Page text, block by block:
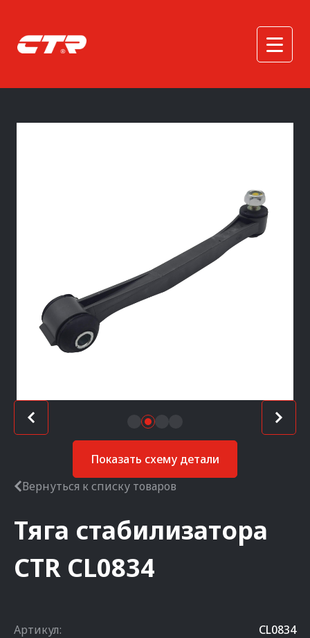
Показать схему детали
Вернуться к списку товаров
Тяга стабилизатора
CTR CL0834
Артикул:
CL0834